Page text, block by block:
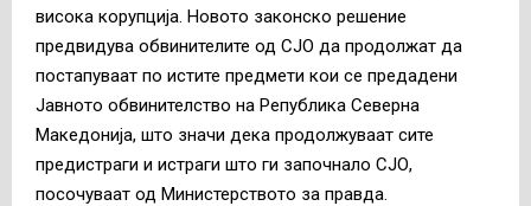
висока корупција. Новото законско решение
предвидува обвинителите од СЈО да продолжат да
постапуваат по истите предмети кои се предадени
Јавното обвинителство на Република Северна
Македонија, што значи дека продолжуваат сите
предистраги и истраги што ги започнало СЈО,
посочуваат од Министерството за правда.